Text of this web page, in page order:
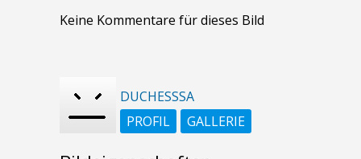
Keine Kommentare für dieses Bild
DUCHESSSA
PROFIL
GALLERIE